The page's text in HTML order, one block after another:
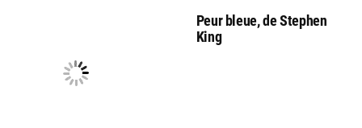
Peur bleue, de Stephen
King